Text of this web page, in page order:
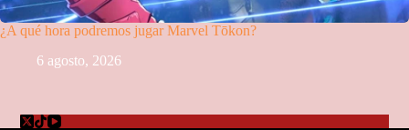
¿A qué hora podremos jugar Marvel Tōkon?
6 agosto, 2026